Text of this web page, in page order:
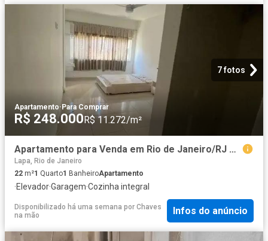
7 fotos
Apartamento· Para Comprar
R$ 248.000R$ 11.272/m²
Apartamento para Venda em Rio de Janeiro/RJ Centro 1 Quartos
Lapa, Rio de Janeiro
22 m²1 Quarto1 BanheiroApartamento
·Elevador·Garagem·Cozinha integral
Disponibilizado há uma semana por Chaves
na mão
Infos do anúncio